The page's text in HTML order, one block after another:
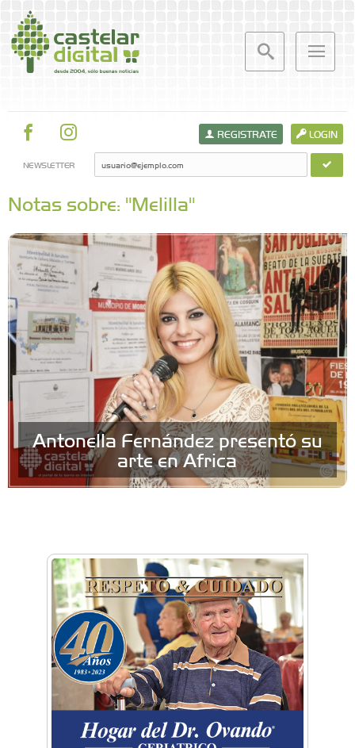
LOGIN
REGISTRATE
NEWSLETTER
Notas sobre: "Melilla"
Antonella Fernández presentó su
arte en Africa